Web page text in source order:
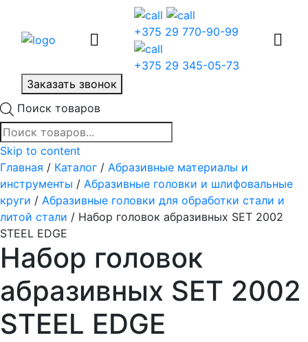
+375 29 770-90-99
+375 29 345-05-73
Заказать звонок
Поиск товаров
Skip to content
Главная / Каталог / Абразивные материалы и
инструменты / Абразивные головки и шлифовальные
круги / Абразивные головки для обработки стали и
литой стали / Набор головок абразивных SET 2002
STEEL EDGE
Набор головок
абразивных SET 2002
STEEL EDGE